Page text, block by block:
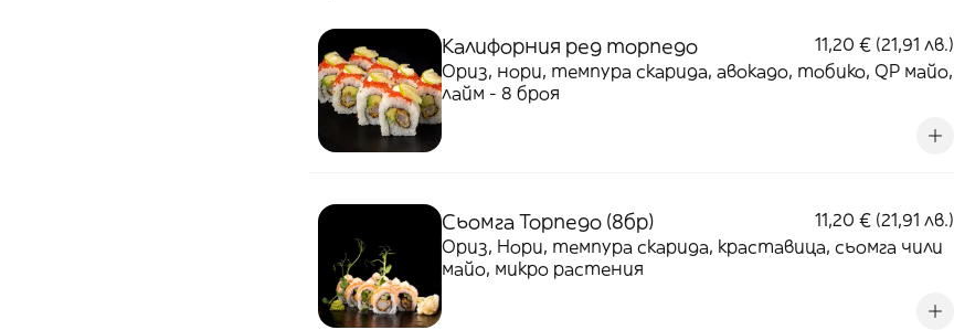
Калифорния ред торпедо
11,20 € (21,91 лв.)
Ориз, нори, темпура скарида, авокадо, тобико, QP майо,
лайм - 8 броя
Сьомга Торпедо (8бр)
11,20 € (21,91 лв.)
Ориз, Нори, темпура скарида, краставица, сьомга чили
майо, микро растения